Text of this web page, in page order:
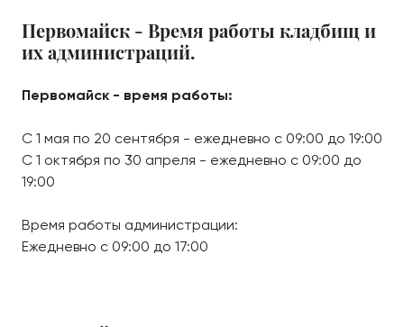
Первомайск - Время работы кладбищ и
их администраций.
Первомайск - время работы:
С 1 мая по 20 сентября - ежедневно с 09:00 до 19:00
С 1 октября по 30 апреля - ежедневно с 09:00 до
19:00
Время работы администрации:
Ежедневно с 09:00 до 17:00